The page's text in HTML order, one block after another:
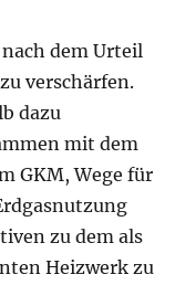
dem Urteil
verschärfen.
dazu
mit dem
GKM, Wege für
zu dem als
Heizwerk zu